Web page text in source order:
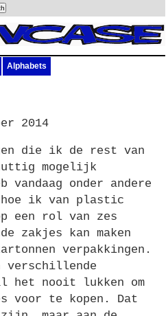
Alphabets
2014
die ik de rest van
mogelijk
vandaag onder andere
ik van plastic
een rol van zes
zakjes kan maken
verpakkingen.
verschillende
het nooit lukken om
voor te kopen. Dat